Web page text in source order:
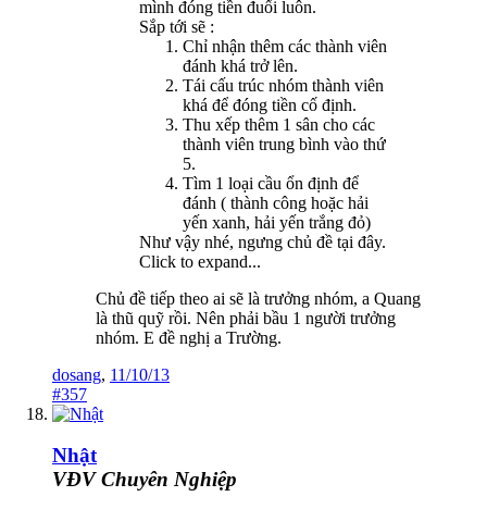
mình đóng tiền đuối luôn.
Sắp tới sẽ :
Chỉ nhận thêm các thành viên
đánh khá trở lên.
Tái cấu trúc nhóm thành viên
khá để đóng tiền cố định.
Thu xếp thêm 1 sân cho các
thành viên trung bình vào thứ
5.
Tìm 1 loại cầu ổn định để
đánh ( thành công hoặc hải
yến xanh, hải yến trắng đỏ)
Như vậy nhé, ngưng chủ đề tại đây.
Click to expand...
Chủ đề tiếp theo ai sẽ là trưởng nhóm, a Quang
là thũ quỹ rồi. Nên phải bầu 1 người trưởng
nhóm. E đề nghị a Trường.
dosang, 11/10/13
#357
Nhật
VĐV Chuyên Nghiệp